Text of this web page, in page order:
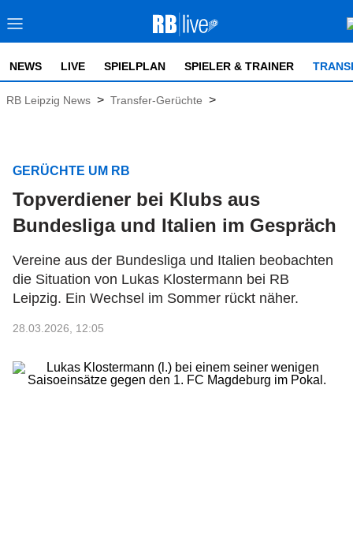
NEWS LIVE SPIELPLAN SPIELER & TRAINER
RB Leipzig News > Transfer-Gerüchte >
GERÜCHTE UM RB
Topverdiener bei Klubs aus
Bundesliga und Italien im Gespräch
Vereine aus der Bundesliga und Italien beobachten
die Situation von Lukas Klostermann bei RB
Leipzig. Ein Wechsel im Sommer rückt näher.
28.03.2026, 12:05